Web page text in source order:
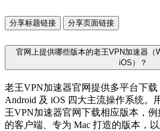
分享标题链接 分享页面链接
官网上提供哪些版本的老王VPN加速器（
iOS）？
老王VPN加速器官网提供多平台下载
Android 及 iOS 四大主流操作系统。
王VPN加速器官网下载相应版本，例
的客户端、专为 Mac 打造的版本，